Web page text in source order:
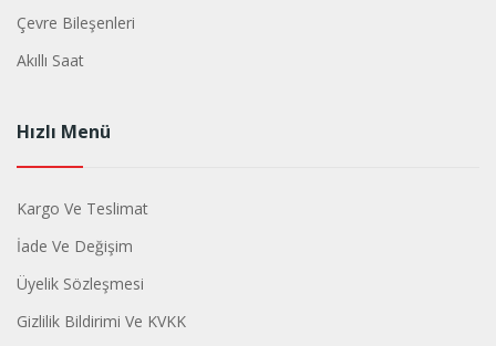
Çevre Bileşenleri
Akıllı Saat
Hızlı Menü
Kargo Ve Teslimat
İade Ve Değişim
Üyelik Sözleşmesi
Gizlilik Bildirimi Ve KVKK